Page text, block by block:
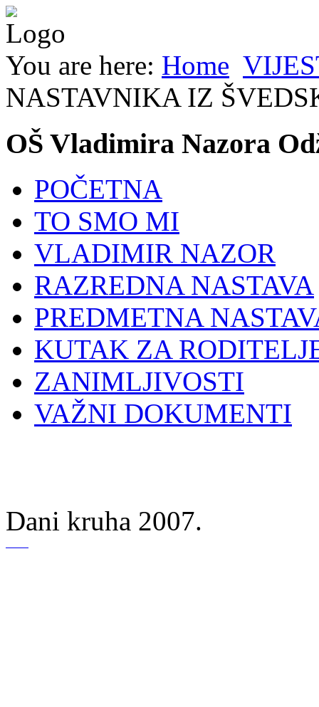
You are here: Home
NASTAVNIKA IZ
OŠ Vladimira Nazora
POČETNA
TO SMO MI
VLADIMIR NAZOR
RAZREDNA NASTAVA
PREDMETNA
KUTAK ZA
ZANIMLJIVOSTI
VAŽNI DOKUMENTI
Dani kruha 2007.